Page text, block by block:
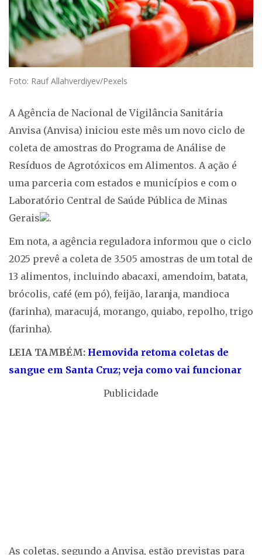
Foto: Rauf Allahverdiyev/Pexels
A Agência de Nacional de Vigilância Sanitária
Anvisa (Anvisa) iniciou este mês um novo ciclo de
coleta de amostras do Programa de Análise de
Resíduos de Agrotóxicos em Alimentos. A ação é
uma parceria com estados e municípios e com o
Laboratório Central de Saúde Pública de Minas
Gerais
.
Em nota, a agência reguladora informou que o ciclo
2025 prevê a coleta de 3.505 amostras de um total de
13 alimentos, incluindo abacaxi, amendoim, batata,
brócolis, café (em pó), feijão, laranja, mandioca
(farinha), maracujá, morango, quiabo, repolho, trigo
(farinha).
LEIA TAMBÉM: Hemovida retoma coletas de
sangue em Santa Cruz; veja como vai funcionar
Publicidade
As coletas, segundo a Anvisa, estão previstas para